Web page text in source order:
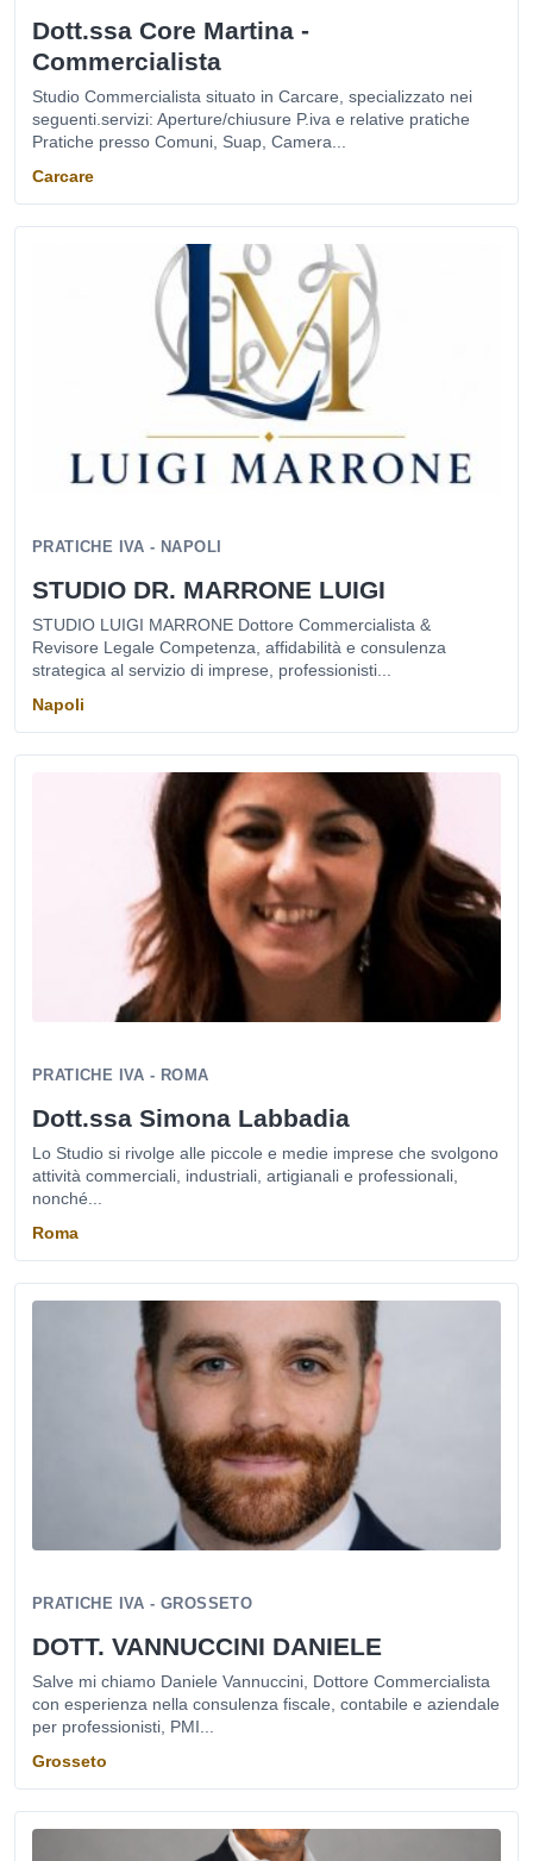
Dott.ssa Core Martina -
Commercialista
Studio Commercialista situato in Carcare, specializzato nei
seguenti.servizi: Aperture/chiusure P.iva e relative pratiche
Pratiche presso Comuni, Suap, Camera...
Carcare
PRATICHE IVA - NAPOLI
STUDIO DR. MARRONE LUIGI
STUDIO LUIGI MARRONE Dottore Commercialista &
Revisore Legale Competenza, affidabilità e consulenza
strategica al servizio di imprese, professionisti...
Napoli
PRATICHE IVA - ROMA
Dott.ssa Simona Labbadia
Lo Studio si rivolge alle piccole e medie imprese che svolgono
attività commerciali, industriali, artigianali e professionali,
nonché...
Roma
PRATICHE IVA - GROSSETO
DOTT. VANNUCCINI DANIELE
Salve mi chiamo Daniele Vannuccini, Dottore Commercialista
con esperienza nella consulenza fiscale, contabile e aziendale
per professionisti, PMI...
Grosseto